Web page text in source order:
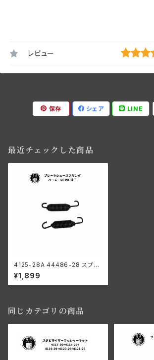
レビュー
保存 シェア LINE
最近チェックした商品
4125-28A 44486-28 スプリ
ング ブレーキシュー 2個 フロン
ト リア ハーレーダビッドソン D
L RL WL 陸王
¥1,899
同じカテゴリの商品